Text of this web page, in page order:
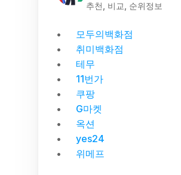
추천, 비교, 순위정보
모두의백화점
취미백화점
테무
11번가
쿠팡
G마켓
옥션
yes24
위메프